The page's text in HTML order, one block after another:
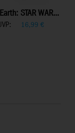
STAR WAR...
16,99 €